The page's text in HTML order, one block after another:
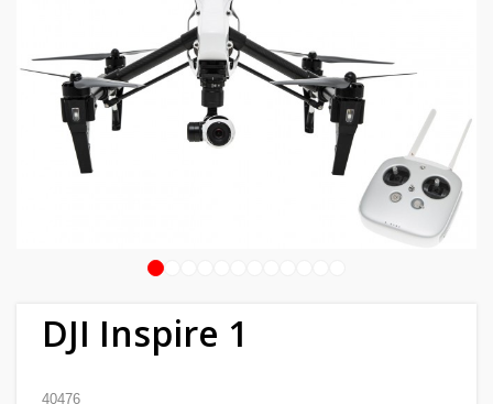
DJI Inspire 1
40476
Fotokaubad
Arvuti
Kodu